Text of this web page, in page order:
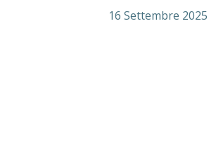
16 Settembre 2025